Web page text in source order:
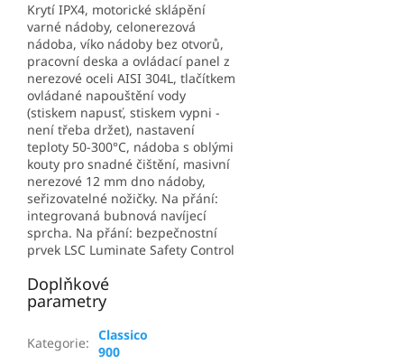
Krytí IPX4, motorické sklápění
varné nádoby, celonerezová
nádoba, víko nádoby bez otvorů,
pracovní deska a ovládací panel z
nerezové oceli AISI 304L, tlačítkem
ovládané napouštění vody
(stiskem napusť, stiskem vypni -
není třeba držet), nastavení
teploty 50-300°C, nádoba s oblými
kouty pro snadné čištění, masivní
nerezové 12 mm dno nádoby,
seřizovatelné nožičky. Na přání:
integrovaná bubnová navíjecí
sprcha. Na přání: bezpečnostní
prvek LSC Luminate Safety Control
Doplňkové
parametry
Kategorie: Classico
900